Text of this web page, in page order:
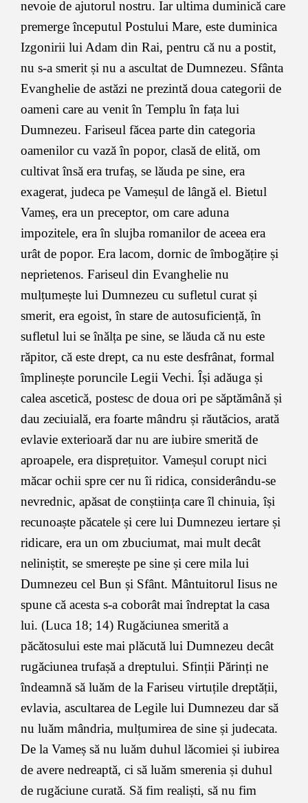
nevoie de ajutorul nostru. Iar ultima duminică care
premerge începutul Postului Mare, este duminica
Izgonirii lui Adam din Rai, pentru că nu a postit,
nu s-a smerit și nu a ascultat de Dumnezeu. Sfânta
Evanghelie de astăzi ne prezintă doua categorii de
oameni care au venit în Templu în fața lui
Dumnezeu. Fariseul făcea parte din categoria
oamenilor cu vază în popor, clasă de elită, om
cultivat însă era trufaș, se lăuda pe sine, era
exagerat, judeca pe Vameșul de lângă el. Bietul
Vameș, era un preceptor, om care aduna
impozitele, era în slujba romanilor de aceea era
urât de popor. Era lacom, dornic de îmbogățire și
neprietenos. Fariseul din Evanghelie nu
mulțumește lui Dumnezeu cu sufletul curat și
smerit, era egoist, în stare de autosuficiență, în
sufletul lui se înălța pe sine, se lăuda că nu este
răpitor, că este drept, ca nu este desfrânat, formal
împlinește poruncile Legii Vechi. Își adăuga și
calea ascetică, postesc de doua ori pe săptămână și
dau zeciuială, era foarte mândru și răutăcios, arată
evlavie exterioară dar nu are iubire smerită de
aproapele, era disprețuitor. Vameșul corupt nici
măcar ochii spre cer nu îi ridica, considerându-se
nevrednic, apăsat de conștiința care îl chinuia, își
recunoaște păcatele și cere lui Dumnezeu iertare și
ridicare, era un om zbuciumat, mai mult decât
neliniștit, se smerește pe sine și cere mila lui
Dumnezeu cel Bun și Sfânt. Mântuitorul Iisus ne
spune că acesta s-a coborât mai îndreptat la casa
lui. (Luca 18; 14) Rugăciunea smerită a
păcătosului este mai plăcută lui Dumnezeu decât
rugăciunea trufașă a dreptului. Sfinții Părinți ne
îndeamnă să luăm de la Fariseu virtuțile dreptății,
evlavia, ascultarea de Legile lui Dumnezeu dar să
nu luăm mândria, mulțumirea de sine și judecata.
De la Vameș să nu luăm duhul lăcomiei și iubirea
de avere nedreaptă, ci să luăm smerenia și duhul
de rugăciune curată. Să fim realiști, să nu fim